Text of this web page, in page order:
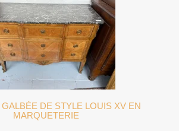
DE STYLE LOUIS XV EN
MARQUETERIE